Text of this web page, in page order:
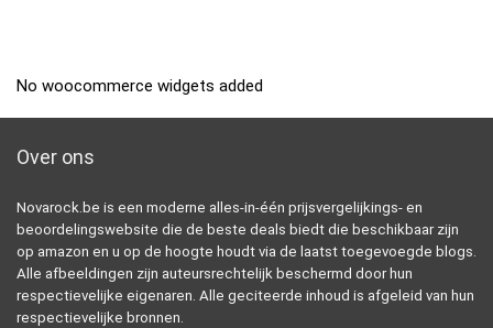
No woocommerce widgets added
Over ons
Novarock.be is een moderne alles-in-één prijsvergelijkings- en
beoordelingswebsite die de beste deals biedt die beschikbaar zijn
op amazon en u op de hoogte houdt via de laatst toegevoegde blogs.
Alle afbeeldingen zijn auteursrechtelijk beschermd door hun
respectievelijke eigenaren. Alle geciteerde inhoud is afgeleid van hun
respectievelijke bronnen.